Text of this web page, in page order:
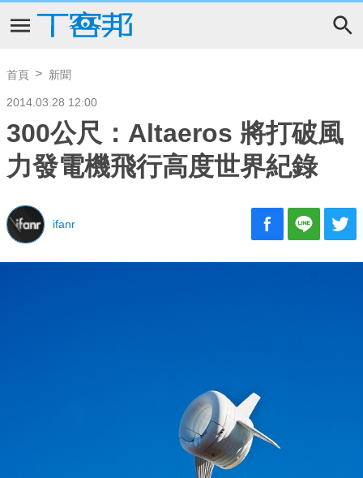
首頁 新聞
2014.03.28 12:00
300公尺：Altaeros 將打破風
力發電機飛行高度世界紀錄
ifanr